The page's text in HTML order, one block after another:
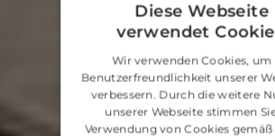
Diese Webseite
verwendet
Wir verwenden Cookies, um
Benutzerfreundlichkeit unserer
verbessern. Durch die weitere
unserer Webseite stimmen
Verwendung von Cookies gemäß